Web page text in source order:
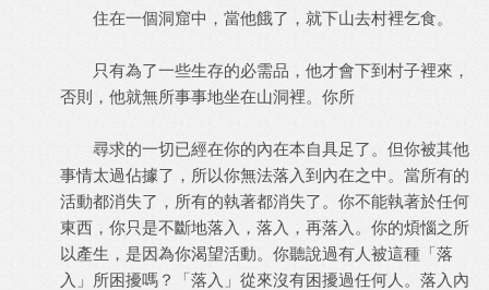
住在一個洞窟中，當他餓了，就下山去村裡乞食。
只有為了一些生存的必需品，他才會下到村子裡來，
否則，他就無所事事地坐在山洞裡。你所
尋求的一切已經在你的內在本自具足了。但你被其他
事情太過佔據了，所以你無法落入到內在之中。當所有的
活動都消失了，所有的執著都消失了。你不能執著於任何
東西，你只是不斷地落入，落入，再落入。你的煩惱之所
以產生，是因為你渴望活動。你聽說過有人被這種「落
入」所困擾嗎？「落入」從來沒有困擾過任何人。落入內